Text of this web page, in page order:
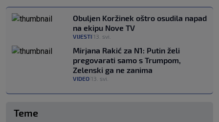
Obuljen Koržinek oštro osudila napad
na ekipu Nove TV
VIJESTI 13. svi.
Mirjana Rakić za N1: Putin želi
pregovarati samo s Trumpom,
Zelenski ga ne zanima
VIDEO 13. svi.
Teme